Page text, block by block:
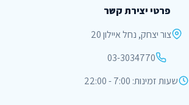
פרטי יצירת קשר
צור יצחק, נחל איילון 20
03-3034770
שעות זמינות: 7:00 - 22:00